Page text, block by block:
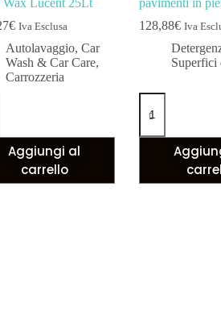
Wax Lucent 25Lt
€ Iva Esclusa
Autolavaggio, Car
Wash & Car Care,
Carrozzeria
Aggiungi al
carrello
pavimenti in
128,88€ Iva
Superfici